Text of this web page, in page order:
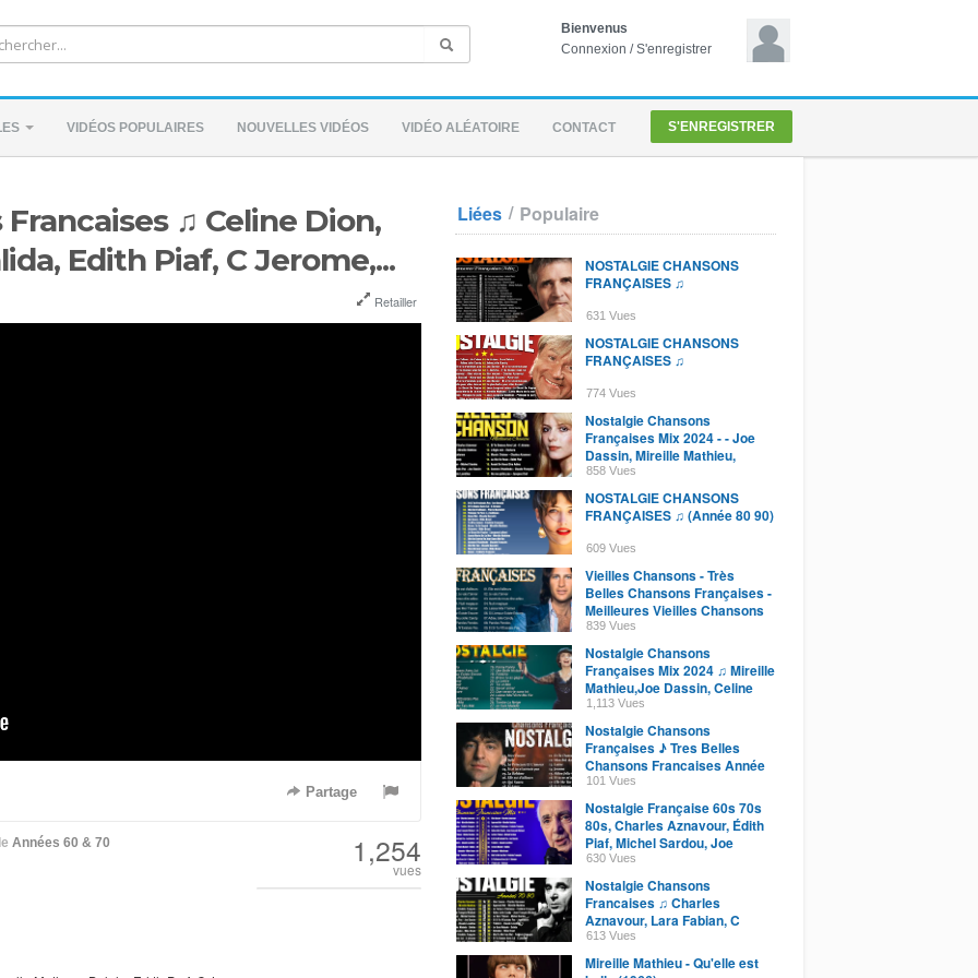
Bienvenus
Connexion /S'enregistrer
VIDÉOS POPULAIRES NOUVELLES VIDÉOS VIDÉO ALÉATOIRE CONTACT S'ENREGISTRER
♫ Celine Dion,
Edith Piaf, C Jerome,...
Retailler
Partage
Années 60 & 70 1,254
vues
Liées / Populaire
NOSTALGIE CHANSONS
FRANÇAISES ♫
631 Vues
NOSTALGIE CHANSONS
FRANÇAISES ♫
774 Vues
Nostalgie Chansons
Françaises Mix 2024 - - Joe
Dassin, Mireille Mathieu,
Jacques Brel, Claude Barzo
858 Vues
NOSTALGIE CHANSONS
FRANÇAISES ♫ (Année 80 90)
609 Vues
Vieilles Chansons - Très
Belles Chansons Françaises -
Meilleures Vieilles Chansons
D'amour
839 Vues
Nostalgie Chansons
Françaises Mix 2024 ♫ Mireille
Mathieu,Joe Dassin, Celine
Dion, FrédéricFrançois
1,113 Vues
Nostalgie Chansons
Françaises ♪ Tres Belles
Chansons Francaises Année
70 80
101 Vues
Nostalgie Française 60s 70s
80s, Charles Aznavour, Édith
Piaf, Michel Sardou, Joe
Dassin,...
630 Vues
Nostalgie Chansons
Francaises ♫ Charles
Aznavour, Lara Fabian, C
Jerome, Julien Clerc, Michel
Sardou
613 Vues
Mireille Mathieu - Qu'elle est